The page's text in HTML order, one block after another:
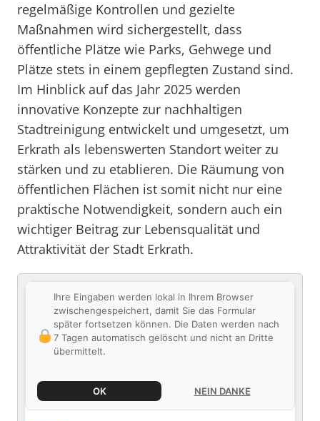
regelmäßige Kontrollen und gezielte
Maßnahmen wird sichergestellt, dass
öffentliche Plätze wie Parks, Gehwege und
Plätze stets in einem gepflegten Zustand sind.
Im Hinblick auf das Jahr 2025 werden
innovative Konzepte zur nachhaltigen
Stadtreinigung entwickelt und umgesetzt, um
Erkrath als lebenswerten Standort weiter zu
stärken und zu etablieren. Die Räumung von
öffentlichen Flächen ist somit nicht nur eine
praktische Notwendigkeit, sondern auch ein
wichtiger Beitrag zur Lebensqualität und
Attraktivität der Stadt Erkrath.
Ihre Eingaben werden lokal in Ihrem Browser
zwischengespeichert, damit Sie das Formular
später fortsetzen können. Die Daten werden nach
7 Tagen automatisch gelöscht und nicht an Dritte
übermittelt.
OK NEIN DANKE